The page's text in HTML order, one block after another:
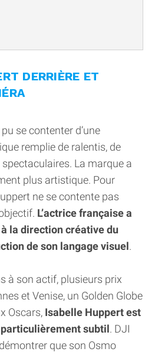
DERRIÈRE ET
se contenter d’une
remplie de ralentis, de
La marque a
plus artistique. Pour
ne se contente pas
L’actrice française a
la direction créative du
de son langage visuel.
à son actif, plusieurs prix
et Venise, un Golden Globe
Oscars, Isabelle Huppert est
subtil. DJI
que son Osmo